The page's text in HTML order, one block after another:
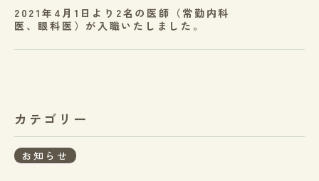
2021年4月1日より2名の医師（常勤内科
医、眼科医）が入職いたしました。
カテゴリー
お知らせ